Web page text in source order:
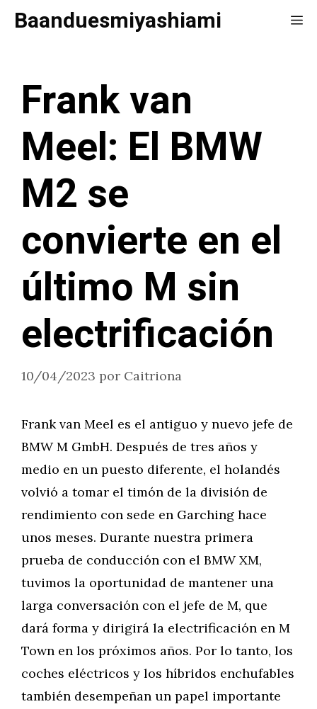
SaltarBaanduesmiyashiami
Frank van
Meel: El BMW
M2 se
convierte en el
último M sin
electrificación
10/04/2023 por Caitriona
Frank van Meel es el antiguo y nuevo jefe de
BMW M GmbH. Después de tres años y
medio en un puesto diferente, el holandés
volvió a tomar el timón de la división de
rendimiento con sede en Garching hace
unos meses. Durante nuestra primera
prueba de conducción con el BMW XM,
tuvimos la oportunidad de mantener una
larga conversación con el jefe de M, que
dará forma y dirigirá la electrificación en M
Town en los próximos años. Por lo tanto, los
coches eléctricos y los híbridos enchufables
también desempeñan un papel importante